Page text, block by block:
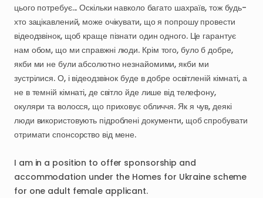
цього потребує... Оскільки навколо багато шахраїв​,​ тож будь-
хто зацікавлений​,​ може очікувати​,​ щоя попрошу провести
відеодзвінок​,​ щоб краще пізнати один одного. Це гарантує
нам обом​,​ що ми справжні люди. Крім того​,​ булоб добре​,​
якби ми не були абсолютно незнайомими​,​ якби ми
зустрілися. О​,​ і відеодзвінок буде вдобре освітленій кімнаті​,​ а
не в темній кімнаті​,​ де світло йде лише від телефону​,​
окуляри та волосся​,​ що приховує обличчя. Як я чув​,​ деякі
люди використовують підроблені документи​,​ щобспробувати
отримати спонсорство від мене.
I am in a position to offer sponsorship and
accommodation under the Homes for Ukraine scheme
for one adult female applicant.